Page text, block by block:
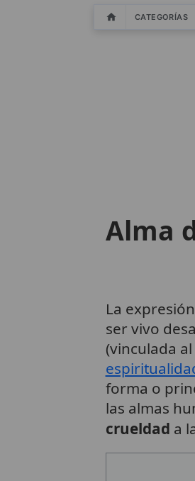
CATEGORÍAS
Alma
La expresión
ser vivo
(vinculada
forma o
las almas
crueldad a